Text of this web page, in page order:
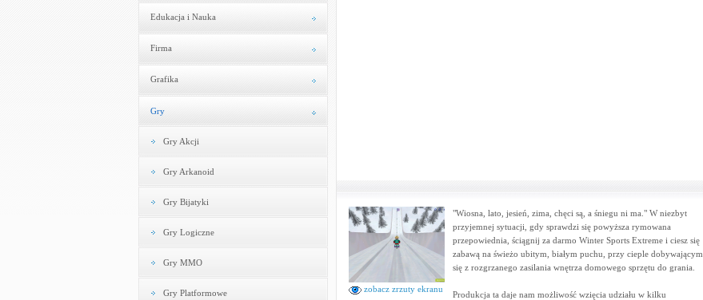
Edukacja i Nauka
Firma
Grafika
Gry
Gry Akcji
Gry Arkanoid
Gry Bijatyki
Gry Logiczne
Gry MMO
Gry Platformowe zobacz zrzuty ekranu
"Wiosna, lato, jesień, zima, chęci są, a śniegu ni ma." W niezbyt
przyjemnej sytuacji, gdy sprawdzi się powyższa rymowana
przepowiednia, ściągnij za darmo Winter Sports Extreme i ciesz się
zabawą na świeżo ubitym, białym puchu, przy cieple dobywającym
się z rozgrzanego zasilania wnętrza domowego sprzętu do grania.
Produkcja ta daje nam możliwość wzięcia udziału w kilku